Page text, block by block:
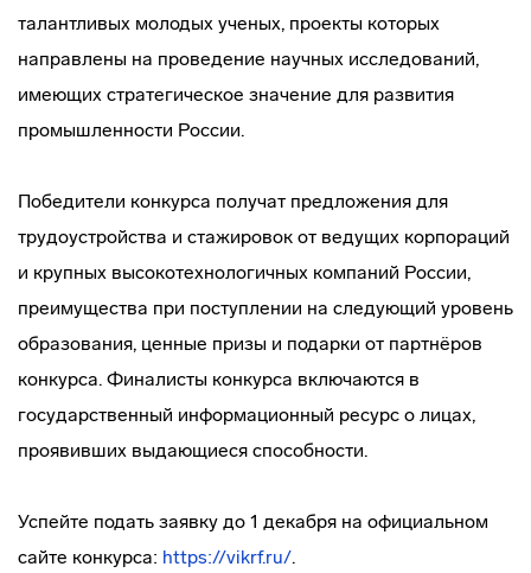
талантливых молодых ученых, проекты которых
направлены на проведение научных исследований,
имеющих стратегическое значение для развития
промышленности России.
Победители конкурса получат предложения для
трудоустройства и стажировок от ведущих корпораций
и крупных высокотехнологичных компаний России,
преимущества при поступлении на следующий уровень
образования, ценные призы и подарки от партнёров
конкурса. Финалисты конкурса включаются в
государственный информационный ресурс о лицах,
проявивших выдающиеся способности.
Успейте подать заявку до 1 декабря на официальном
сайте конкурса: https://vikrf.ru/.